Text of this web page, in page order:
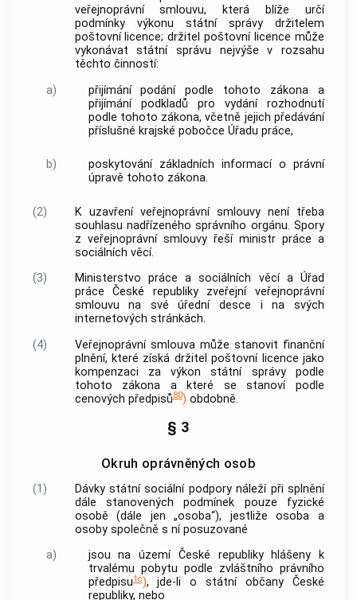
veřejnoprávní smlouvu, která blíže určí
podmínky výkonu státní správy držitelem
poštovní licence; držitel poštovní licence může
vykonávat státní správu nejvýše v rozsahu
těchto činností:
a)
přijímání podání podle tohoto zákona a
přijímání podkladů pro vydání rozhodnutí
podle tohoto zákona, včetně jejich předávání
příslušné krajské pobočce Úřadu práce,
b)
poskytování základních informací o právní
úpravě tohoto zákona.
(2)
K uzavření veřejnoprávní smlouvy není třeba
souhlasu nadřízeného správního orgánu. Spory
z veřejnoprávní smlouvy řeší ministr práce a
sociálních věcí.
(3)
Ministerstvo práce a sociálních věcí a Úřad
práce České republiky zveřejní veřejnoprávní
smlouvu na své úřední desce i na svých
internetových stránkách.
(4)
Veřejnoprávní smlouva může stanovit finanční
plnění, které získá držitel poštovní licence jako
kompenzaci za výkon státní správy podle
tohoto zákona a které se stanoví podle
cenových předpisů80) obdobně.
§ 3
Okruh oprávněných osob
(1)
Dávky státní sociální podpory náleží při splnění
dále stanovených podmínek pouze fyzické
osobě (dále jen „osoba“), jestliže osoba a
osoby společně s ní posuzované
a)
jsou na území České republiky hlášeny k
trvalému pobytu podle zvláštního právního
předpisu1c), jde-li o státní občany České
republiky, nebo